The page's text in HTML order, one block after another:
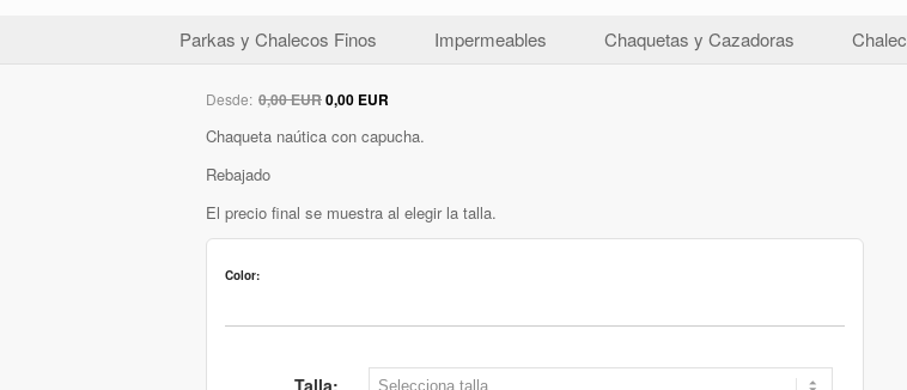
Parkas y Chalecos Finos Impermeables Chaquetas y Cazadoras
Desde: 0,00 EUR0,00 EUR
Chaqueta naútica con capucha.
Rebajado
El precio final se muestra al elegir la talla.
Color: